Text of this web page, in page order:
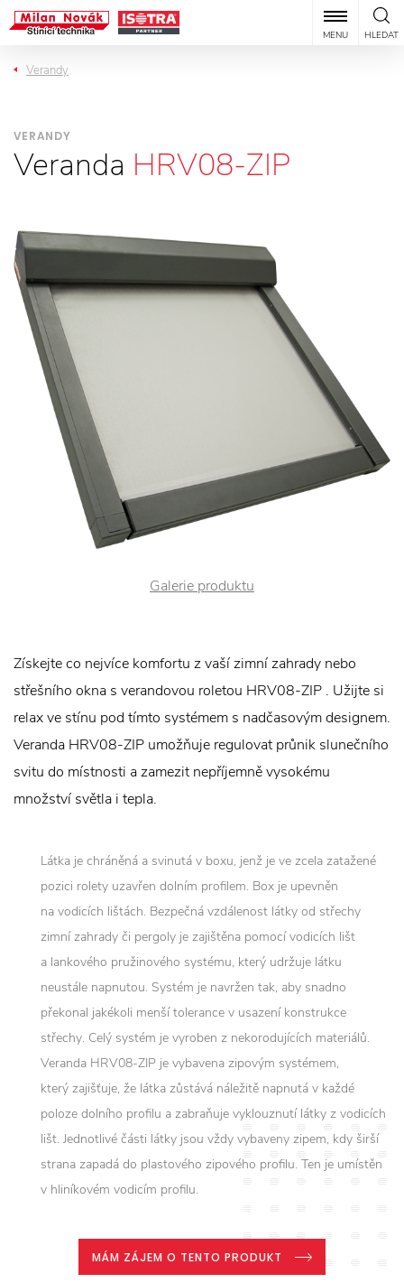
HLEDAT
MENU
Verandy
VERANDY
Veranda HRV08-ZIP
Galerie produktu
Získejte co nejvíce komfortu z vaší zimní zahrady nebo
střešního okna s verandovou roletou HRV08-ZIP . Užijte si
relax ve stínu pod tímto systémem s nadčasovým designem.
Veranda HRV08-ZIP umožňuje regulovat průnik slunečního
svitu do místnosti a zamezit nepříjemně vysokému
množství světla i tepla.
Látka je chráněná a svinutá v boxu, jenž je ve zcela zatažené
pozici rolety uzavřen dolním profilem. Box je upevněn
na vodicích lištách. Bezpečná vzdálenost látky od střechy
zimní zahrady či pergoly je zajištěna pomocí vodicích lišt
a lankového pružinového systému, který udržuje látku
neustále napnutou. Systém je navržen tak, aby snadno
překonal jakékoli menší tolerance v usazení konstrukce
střechy. Celý systém je vyroben z nekorodujících materiálů.
Veranda HRV08-ZIP je vybavena zipovým systémem,
který zajišťuje, že látka zůstává náležitě napnutá v každé
poloze dolního profilu a zabraňuje vyklouznutí látky z vodicích
lišt. Jednotlivé části látky jsou vždy vybaveny zipem, kdy širší
strana zapadá do plastového zipového profilu. Ten je umístěn
v hliníkovém vodicím profilu.
MÁM ZÁJEM O TENTO PRODUKT